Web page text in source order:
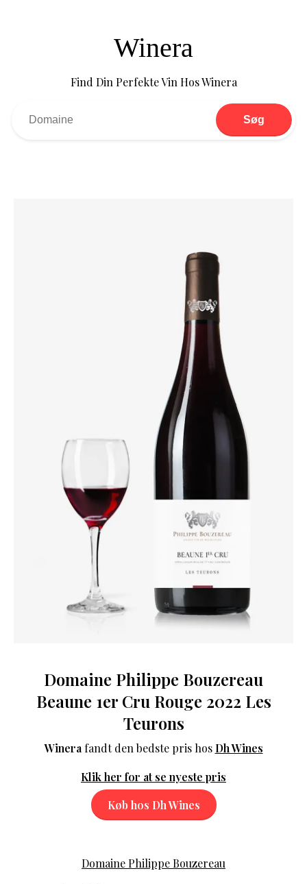
Winera
Find Din Perfekte Vin Hos Winera
Søg
Domaine Philippe Bouzereau
Beaune 1er Cru Rouge 2022 Les
Teurons
Winerafandt den bedste pris hos Dh Wines
Klik her for at se nyeste pris
Køb hos Dh Wines
Domaine Philippe Bouzereau